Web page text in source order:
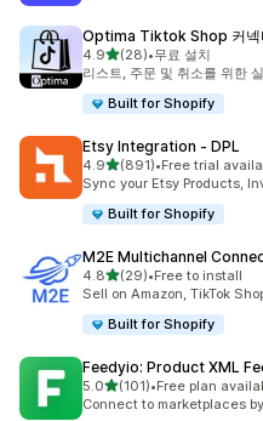
Optima Tiktok Shop 커넥
4.9별 5개 중
(28)
총 리뷰 28개
•무료 설치
리스트, 주문 및 취소를 위한
Built for Shopify
Etsy Integration ‑ DPL
4.9별 5개 중
(891)
총 리뷰 891개
•Free trial
Sync your Etsy Products,
Built for Shopify
M2E Multichannel
4.8별 5개 중
(29)
총 리뷰 29개
•Free to install
Sell on Amazon, TikTok
Built for Shopify
Feedyio: Product XML
5.0별 5개 중
(101)
총 리뷰 101개
•Free plan
Connect to marketplaces